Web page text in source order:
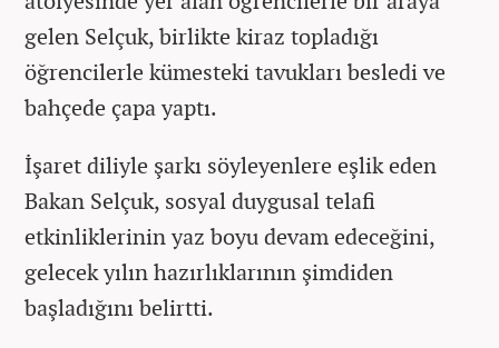
gelen Selçuk, birlikte kiraz topladığı
öğrencilerle kümesteki tavukları besledi ve
bahçede çapa yaptı.
İşaret diliyle şarkı söyleyenlere eşlik eden
Bakan Selçuk, sosyal duygusal telafi
etkinliklerinin yaz boyu devam edeceğini,
gelecek yılın hazırlıklarının şimdiden
başladığını belirtti.